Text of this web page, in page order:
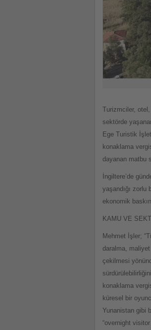
Turizmciler,
sektörde
Ege Turistik
konaklama
dayanan matbu
İngiltere’de
yaşandığı zorlu
ekonomik
KAMU VE
Mehmet İşler;
daralma, maliyet
çekilmesi
konaklama
küresel bir
Yunanistan gibi
“overnight